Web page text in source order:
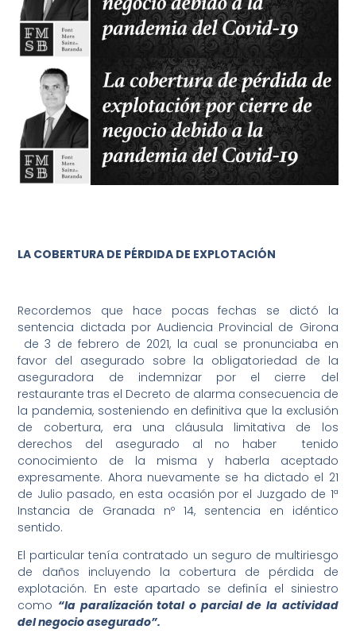
LA COBERTURA DE PÉRDIDA DE EXPLOTACIÓN
Recordemos que hace pocas fechas se dictó la
sentencia dictada por Audiencia Provincial de Girona
de 3 de febrero de 2021, la cual se pronunciaba en
favor del asegurado sobre la obligatoriedad de la
aseguradora de indemnizar por el cierre del
restaurante tras el Decreto de alarma consecuencia de
la pandemia, sosteniendo en definitiva que la exclusión
de cobertura, era una cláusula limitativa de los
derechos del asegurado al no haber tenido
conocimiento de la misma y haberla aceptado
expresamente. Ahora nuevamente se ha dictado el 21
de Julio pasado, en esta ocasión por el Juzgado de 1ª
Instancia de Granada nº 14, sentencia en idéntico
sentido.
El particular tenía contratado un seguro de multiriesgo
de daños incluyendo la cobertura de pérdida de
explotación. En este apartado se definía el siniestro
como “la paralización total o parcial de la actividad
del negocio asegurado”.